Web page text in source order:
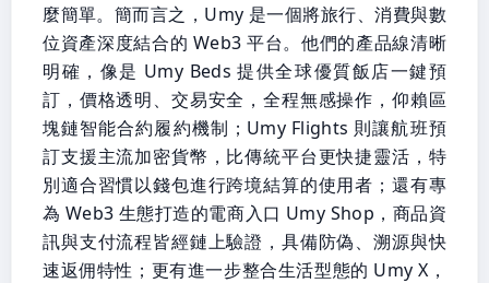
麼簡單。簡而言之，Umy 是一個將旅行、消費與數
位資產深度結合的 Web3 平台。他們的產品線清晰
明確，像是 Umy Beds 提供全球優質飯店一鍵預
訂，價格透明、交易安全，全程無感操作，仰賴區
塊鏈智能合約履約機制；Umy Flights 則讓航班預
訂支援主流加密貨幣，比傳統平台更快捷靈活，特
別適合習慣以錢包進行跨境結算的使用者；還有專
為 Web3 生態打造的電商入口 Umy Shop，商品資
訊與支付流程皆經鏈上驗證，具備防偽、溯源與快
速返佣特性；更有進一步整合生活型態的 Umy X，